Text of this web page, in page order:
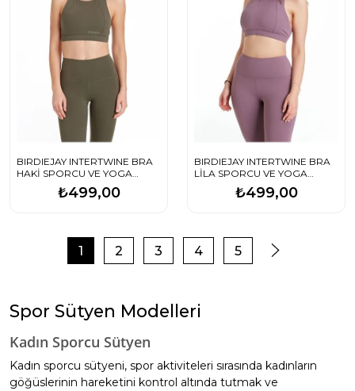
BIRDIEJAY INTERTWINE BRA
HAKİ SPORCU VE YOGA
₺499,00
BIRDIEJAY INTERTWINE BRA
LİLA SPORCU VE YOGA
₺499,00
1 2 3 4 5
Spor Sütyen Modelleri
Kadın Sporcu Sütyen
Kadın sporcu sütyeni, spor aktiviteleri sırasında kadınların
göğüslerinin hareketini kontrol altında tutmak ve